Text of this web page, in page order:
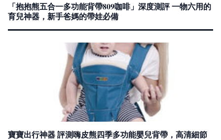
「抱抱熊五合一多功能背帶809咖啡」深度測評 一物六用的
育兒神器，新手爸媽的帶娃必備
寶寶出行神器 評測嗨皮熊四季多功能嬰兒背帶，高清細節